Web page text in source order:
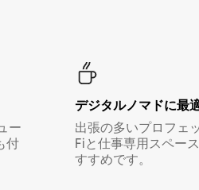
ー
付
デジタルノマド⁠に最⁠
出張の多いプロフェ
Fiと仕事専用スペー
すすめです。